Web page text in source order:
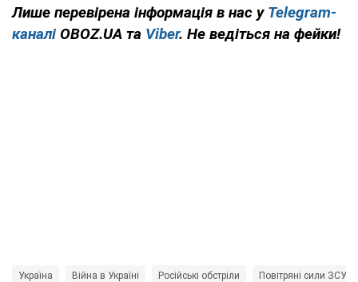
Лише перевірена інформація в нас у Telegram-
каналі OBOZ.UA та Viber. Не ведіться на фейки!
Україна Війна в Україні Російські обстріли Повітряні сили ЗСУ